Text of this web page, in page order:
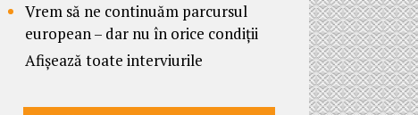
Vrem să ne continuăm parcursul
european – dar nu în orice condiții
Afișează toate interviurile